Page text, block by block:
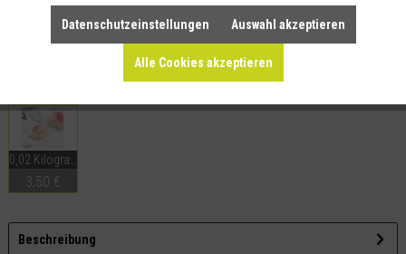
Merken Teilen
Dieser Artikel ist auch in folgenden Größen erhältlich:
3,50 €
Beschreibung
Datenschutzeinstellungen Auswahl akzeptieren
Alle Cookies akzeptieren